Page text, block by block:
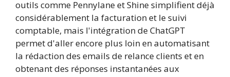
outils comme Pennylane et Shine simplifient déjà
considérablement la facturation et le suivi
comptable, mais l'intégration de ChatGPT
permet d'aller encore plus loin en automatisant
la rédaction des emails de relance clients et en
obtenant des réponses instantanées aux